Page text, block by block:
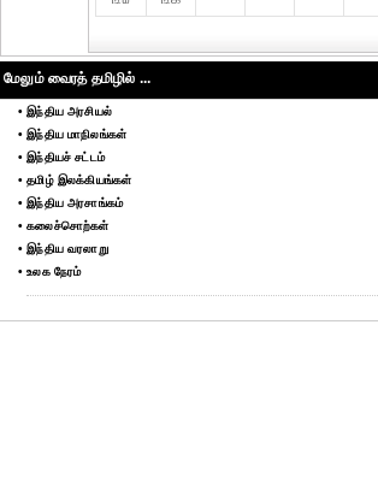
மேலும் வைரத் தமிழில் ...
• இந்திய அரசியல்
• இந்திய மாநிலங்கள்
• இந்தியச் சட்டம்
• தமிழ் இலக்கியங்கள்
• இந்திய அரசாங்கம்
• கலைச்சொற்கள்
• இந்திய வரலாறு
• உலக நேரம்